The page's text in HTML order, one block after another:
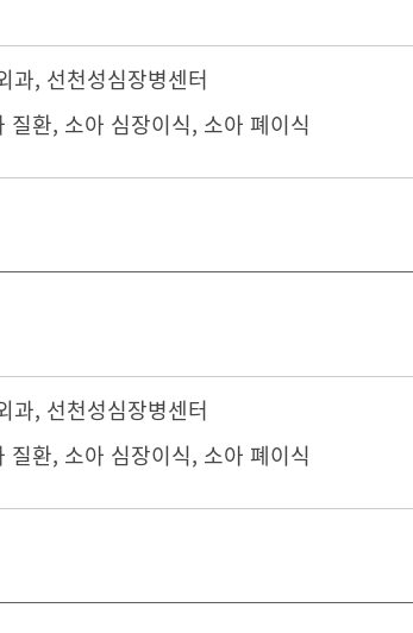
과, 선천성심장병센터
환, 소아 심장이식, 소아 폐이식
과, 선천성심장병센터
환, 소아 심장이식, 소아 폐이식